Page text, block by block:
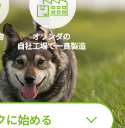
に始める